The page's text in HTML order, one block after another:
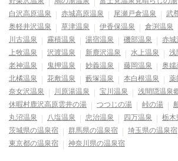
白沢高原温泉
赤城高原温泉 尾瀬戸倉温泉
武
奥軽井沢温泉
草津温泉 伊香保温泉 倉渕温泉
川古温泉
霧積温泉 湯宿温泉 磯部温泉 赤城
上牧温泉
沢渡温泉 新鹿沢温泉 水上温泉
浅
老神温泉
鬼押温泉 妙義温泉 藤岡温泉 奥嬬
北橘温泉
花敷温泉 藪塚温泉 本白根温泉 薬
奈女沢温泉
川原湯温泉 宝川温泉 浅間隠温泉
休暇村鹿沢高原雲井の湯
つつじの湯 峠の湯
丸沼温泉
八塩温泉 忠治温泉 四万温泉
栃木
茨城県の温泉宿
群馬県の温泉宿 埼玉県の温泉宿
東京都の温泉宿
神奈川県の温泉宿